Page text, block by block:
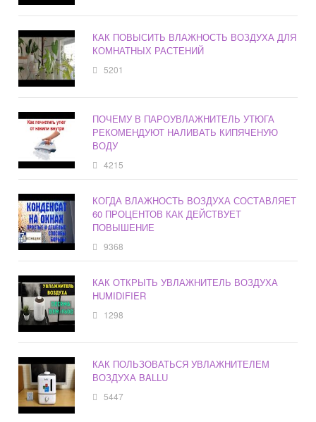
КАК ПОВЫСИТЬ ВЛАЖНОСТЬ ВОЗДУХА ДЛЯ
КОМНАТНЫХ РАСТЕНИЙ
5201
ПОЧЕМУ В ПАРОУВЛАЖНИТЕЛЬ УТЮГА
РЕКОМЕНДУЮТ НАЛИВАТЬ КИПЯЧЕНУЮ
ВОДУ
4215
КОГДА ВЛАЖНОСТЬ ВОЗДУХА СОСТАВЛЯЕТ
60 ПРОЦЕНТОВ КАК ДЕЙСТВУЕТ
ПОВЫШЕНИЕ
9368
КАК ОТКРЫТЬ УВЛАЖНИТЕЛЬ ВОЗДУХА
HUMIDIFIER
1298
КАК ПОЛЬЗОВАТЬСЯ УВЛАЖНИТЕЛЕМ
ВОЗДУХА BALLU
5447